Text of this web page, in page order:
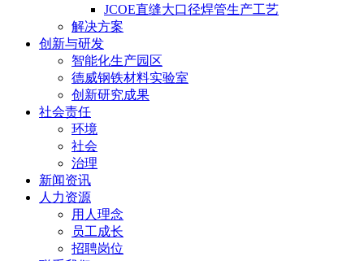
JCOE直缝大口径焊管生产工艺
解决方案
创新与研发
智能化生产园区
德威钢铁材料实验室
创新研究成果
社会责任
环境
社会
治理
新闻资讯
人力资源
用人理念
员工成长
招聘岗位